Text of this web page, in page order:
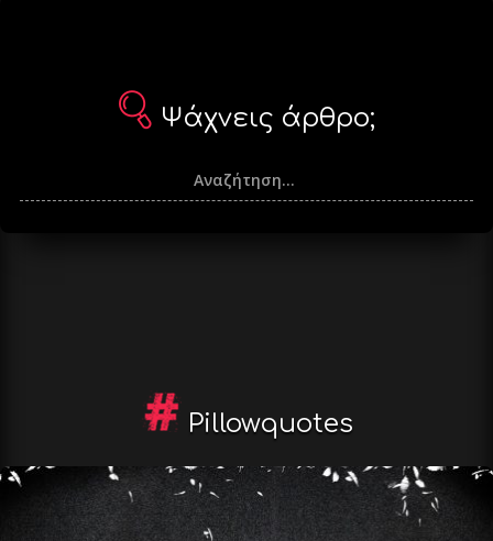
Ψάχνεις άρθρο;
Pillowquotes